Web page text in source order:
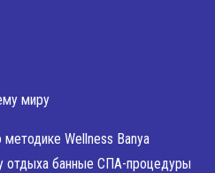
миру
Wellness Banya
отдыха банные СПА-процедуры